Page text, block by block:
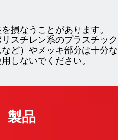
損なうことがあります。
スチレン系のプラスチッ
ど）やメッキ部分は十分
しないでください。
製品